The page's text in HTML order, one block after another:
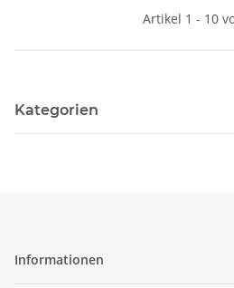
Artikel 1 - 10
Kategorien
Informationen